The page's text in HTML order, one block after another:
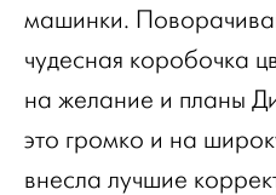
машинки.
чудесная коробочка
на желание и планы
это громко и на
внесла лучшие